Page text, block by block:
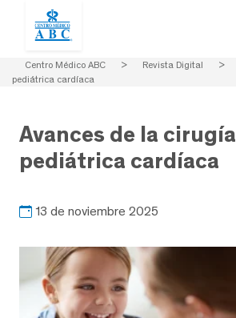
Centro Médico ABC > Revista Digital >
pediátrica cardíaca
Avances de la cirugía
pediátrica cardíaca
13 de noviembre 2025